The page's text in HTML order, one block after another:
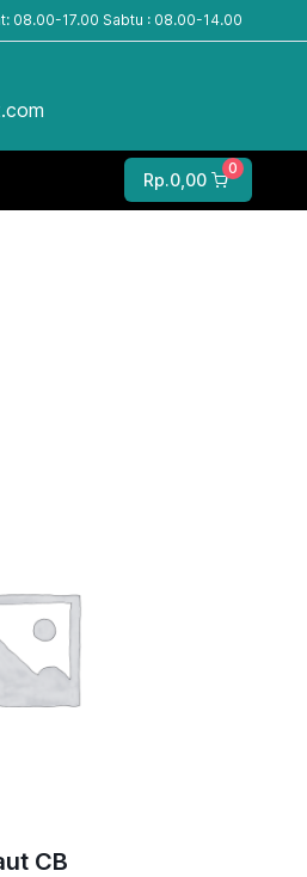
08.00-17.00 Sabtu : 08.00-14.00
Rp.0,00
0
CB